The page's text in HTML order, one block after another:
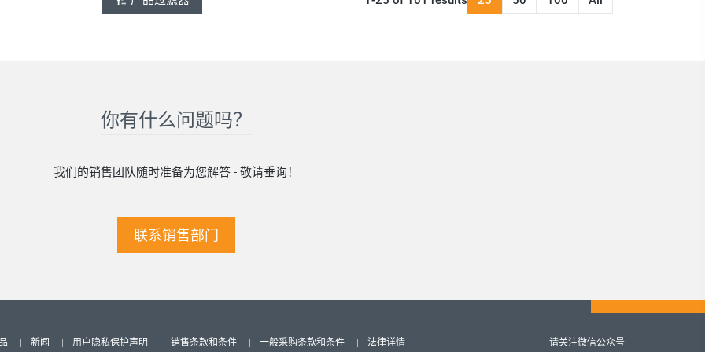
你有什么问题吗？
我们的销售团队随时准备为您解答 - 敬请垂询！
联系销售部门
请关注微信公众号
新闻 用户隐私保护声明 销售条款和条件 一般采购条款和条件 法律详情